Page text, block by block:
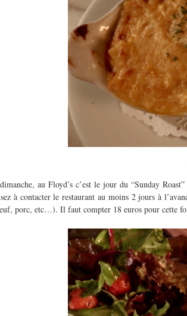
au Floyd’s c’est le jour du “Sunday
à contacter le restaurant au moins 2 jours à
porc, etc…). Il faut compter 18 euros pour cette